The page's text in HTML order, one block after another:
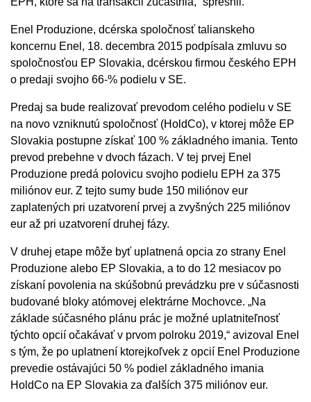
Enel Produzione, dcérska spoločnosť talianskeho
koncernu Enel, 18. decembra 2015 podpísala zmluvu so
spoločnosťou EP Slovakia, dcérskou firmou českého EPH
o predaji svojho 66-% podielu v SE.
Predaj sa bude realizovať prevodom celého podielu v SE
na novo vzniknutú spoločnosť (HoldCo), v ktorej môže EP
Slovakia postupne získať 100 % základného imania. Tento
prevod prebehne v dvoch fázach. V tej prvej Enel
Produzione predá polovicu svojho podielu EPH za 375
miliónov eur. Z tejto sumy bude 150 miliónov eur
zaplatených pri uzatvorení prvej a zvyšných 225 miliónov
eur až pri uzatvorení druhej fázy.
V druhej etape môže byť uplatnená opcia zo strany Enel
Produzione alebo EP Slovakia, a to do 12 mesiacov po
získaní povolenia na skúšobnú prevádzku pre v súčasnosti
budované bloky atómovej elektrárne Mochovce. „Na
základe súčasného plánu prác je možné uplatniteľnosť
týchto opcií očakávať v prvom polroku 2019,“ avizoval Enel
s tým, že po uplatnení ktorejkoľvek z opcií Enel Produzione
prevedie ostávajúci 50 % podiel základného imania
HoldCo na EP Slovakia za ďalších 375 miliónov eur.